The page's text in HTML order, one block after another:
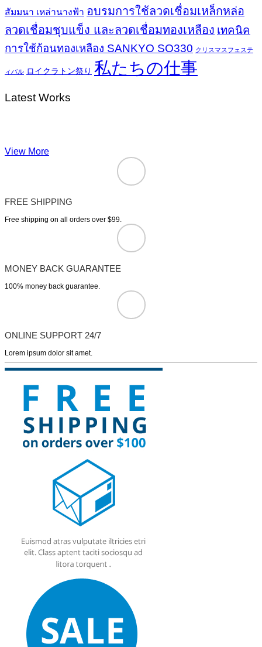
สัมมนา เหล่านางฟ้า อบรมการใช้ลวดเชื่อมเหล็กหล่อ
ลวดเชื่อมชุบแข็ง และลวดเชื่อมทองเหลือง เทคนิค
การใช้ก้อนทองเหลือง SANKYO SO330 クリスマスフェステ
ィバル ロイクラトン祭り 私たちの仕事
Latest Works
View More
FREE SHIPPING
Free shipping on all orders over $99.
MONEY BACK GUARANTEE
100% money back guarantee.
ONLINE SUPPORT 24/7
Lorem ipsum dolor sit amet.